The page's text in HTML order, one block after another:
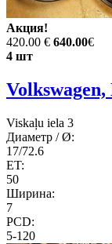
Акция!
420.00 € 640.00€
4 шт
Viskaļu iela 3
Диаметр / Ø:
17/72.6
ET:
50
Ширина:
7
PCD:
5-120